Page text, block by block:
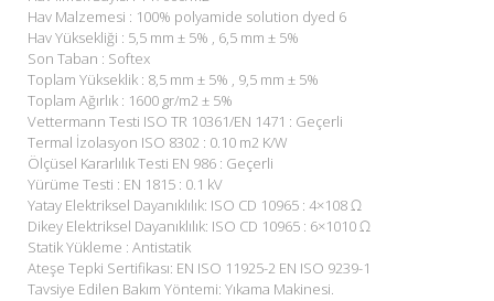
Hav Malzemesi : 100% polyamide solution dyed 6
Hav Yüksekliği : 5,5 mm ± 5% , 6,5 mm ± 5%
Son Taban : Softex
Toplam Yükseklik : 8,5 mm ± 5% , 9,5 mm ± 5%
Toplam Ağırlık : 1600 gr/m2 ± 5%
Vettermann Testi ISO TR 10361/EN 1471 : Geçerli
Termal İzolasyon ISO 8302 : 0.10 m2 K/W
Ölçüsel Kararlılık Testi EN 986 : Geçerli
Yürüme Testi : EN 1815 : 0.1 kV
Yatay Elektriksel Dayanıklılık: ISO CD 10965 : 4×108 Ω
Dikey Elektriksel Dayanıklılık: ISO CD 10965 : 6×1010 Ω
Statik Yükleme : Antistatik
Ateşe Tepki Sertifikası: EN ISO 11925-2 EN ISO 9239-1
Tavsiye Edilen Bakım Yöntemi: Yıkama Makinesi.